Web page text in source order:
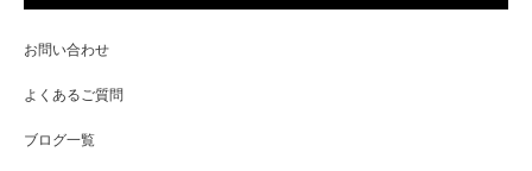
お問い合わせ
よくあるご質問
ブログ一覧